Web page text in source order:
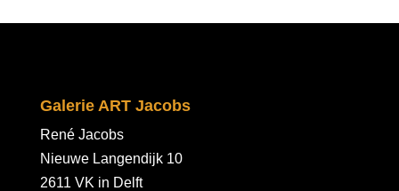
Galerie ART Jacobs
René Jacobs
Nieuwe Langendijk 10
2611 VK in Delft